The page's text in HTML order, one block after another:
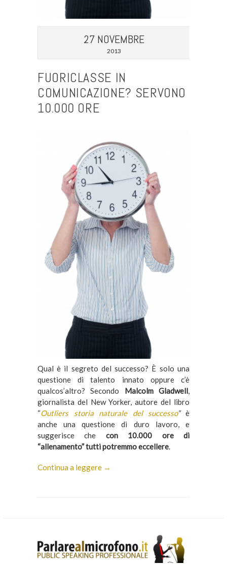
27 NOVEMBRE
2013
FUORICLASSE IN
COMUNICAZIONE? SERVONO
10.000 ORE
Qual è il segreto del successo? È solo una
questione di talento innato oppure c’è
qualcos’altro? Secondo Malcolm Gladwell,
giornalista del New Yorker, autore del libro
“Outliers storia naturale del successo”è
anche una questione di duro lavoro, e
suggerisce che con 10.000 ore di
“allenamento” tutti potremmo eccellere.
Continua a leggere →